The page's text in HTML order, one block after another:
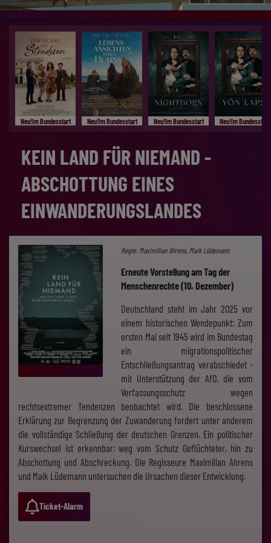
Neu!Im Bundesstart Neu!Im Bundesstart Neu!Im Bundesstart Neu!Im Bundesstart
KEIN LAND FÜR NIEMAND -
ABSCHOTTUNG EINES
EINWANDERUNGSLANDES
Regie: Maximilian Ahrens, Maik Lüdemann
Erneute Vorstellung am Tag der
Menschenrechte (10. Dezember)
Deutschland steht im Jahr 2025 vor
einem historischen Wendepunkt: Zum
ersten Mal seit 1945 wird im Bundestag
ein migrationspolitischer
Entschließungsantrag verabschiedet -
mit Unterstützung der AfD, die vom
Verfassungsschutz wegen
rechtsextremer Tendenzen beobachtet wird. Die beschlossene
Erklärung zur Begrenzung der Zuwanderung fordert unter anderem
die vollständige Schließung der deutschen Grenzen. Ein politischer
Kurswechsel ist erkennbar: weg vom Schutz Geflüchteter, hin zu
Abschottung und Abschreckung. Die Regisseure Maximilian Ahrens
und Maik Lüdemann untersuchen die Ursachen dieser Entwicklung.
Ticket-Alarm